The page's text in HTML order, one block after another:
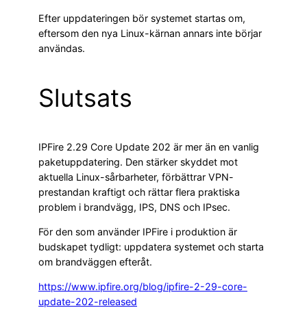
Efter uppdateringen bör systemet startas om,
eftersom den nya Linux-kärnan annars inte börjar
användas.
Slutsats
IPFire 2.29 Core Update 202 är mer än en vanlig
paketuppdatering. Den stärker skyddet mot
aktuella Linux-sårbarheter, förbättrar VPN-
prestandan kraftigt och rättar flera praktiska
problem i brandvägg, IPS, DNS och IPsec.
För den som använder IPFire i produktion är
budskapet tydligt: uppdatera systemet och starta
om brandväggen efteråt.
https://www.ipfire.org/blog/ipfire-2-29-core-
update-202-released